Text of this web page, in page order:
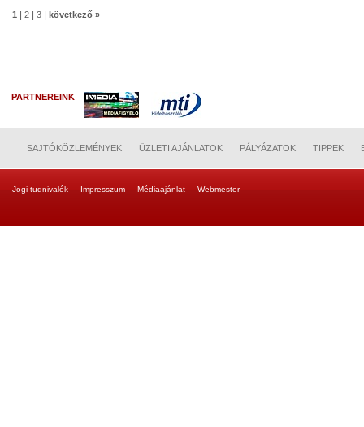
1 2 3 következő »
PARTNEREINK
SAJTÓKÖZLEMÉNYEK ÜZLETI AJÁNLATOK PÁLYÁZATOK TIPPEK
Jogi tudnivalók Impresszum Médiaajánlat Webmester